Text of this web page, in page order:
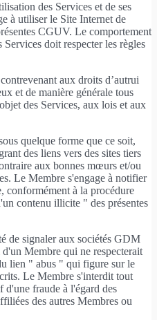
des Services et de ses
à utiliser le Site Internet de
CGUV. Le comportement
doit respecter les règles
aux droits d’autrui
et de manière générale tous
des Services, aux lois et aux
quelque forme que ce soit,
des liens vers des sites tiers
aux bonnes mœurs et/ou
Le Membre s'engage à notifier
conformément à la procédure
contenu illicite " des présentes
de signaler aux sociétés GDM
Membre qui ne respecterait
lien " abus " qui figure sur le
Le Membre s'interdit tout
fraude à l'égard des
des autres Membres ou